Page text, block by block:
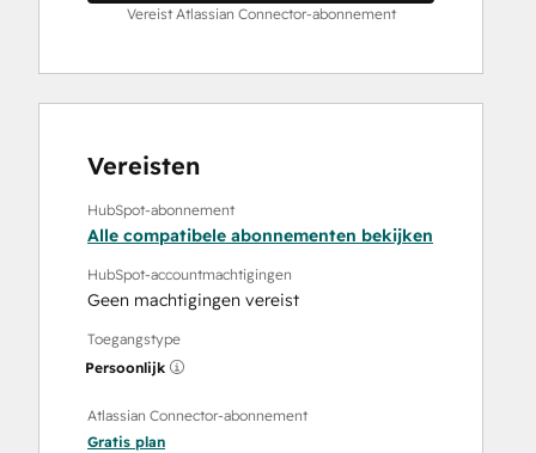
Vereist Atlassian Connector-abonnement
Vereisten
HubSpot-abonnement
Alle compatibele abonnementen bekijken
HubSpot-accountmachtigingen
Geen machtigingen vereist
Toegangstype
Persoonlijk
Atlassian Connector-abonnement
Gratis plan